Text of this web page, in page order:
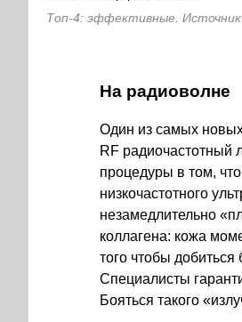
Топ-4: эффективные.
На радиоволне
Один из самых
RF радиочастотный
процедуры в том,
низкочастотного
незамедлительно
коллагена: кожа
того чтобы добиться
Специалисты
Бояться такого